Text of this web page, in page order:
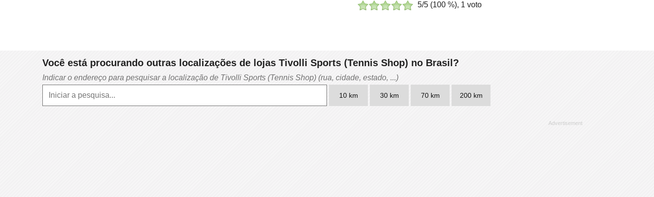
5/5 (100 %), 1 voto
Você está procurando outras localizações de lojas Tivolli Sports (Tennis Shop) no Brasil?
Indicar o endereço para pesquisar a localização de Tivolli Sports (Tennis Shop) (rua, cidade, estado, ...)
10 km 30 km 70 km 200 km